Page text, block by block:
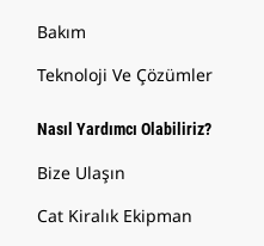
Bakım
Teknoloji Ve Çözümler
Nasıl Yardımcı Olabiliriz?
Bize Ulaşın
Cat Kiralık Ekipman